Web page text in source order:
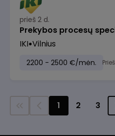
prieš 2 d.
Prekybos procesų
IKI Vilnius
2200 - 2500 €/mėn.
1 2 3